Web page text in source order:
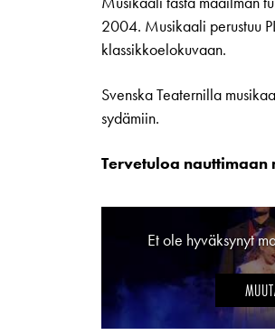
2004. Musikaali perustuu
klassikkoelokuvaan.
Svenska Teaternilla
sydämiin.
Tervetuloa
Et ole hyväksynyt